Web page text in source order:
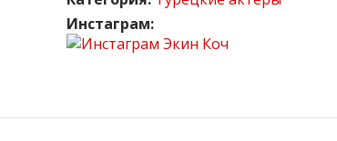
Инстаграм: